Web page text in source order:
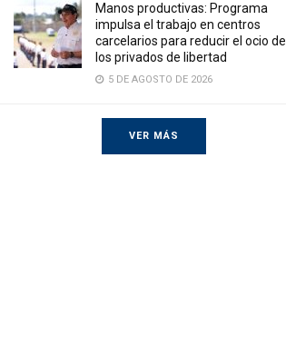
Manos productivas: Programa
impulsa el trabajo en centros
carcelarios para reducir el ocio de
los privados de libertad
5 DE AGOSTO DE 2026
VER MÁS